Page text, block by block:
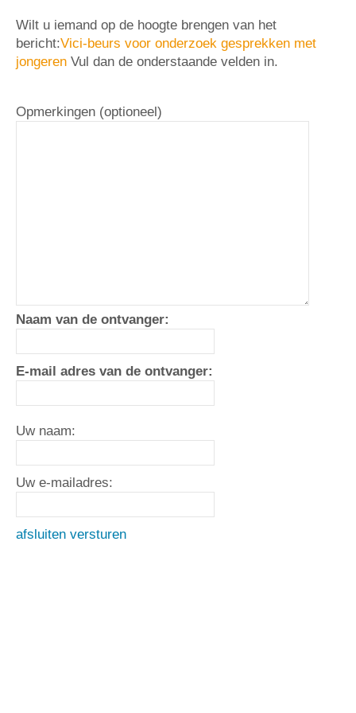
Wilt u iemand op de hoogte brengen van het
bericht:Vici-beurs voor onderzoek gesprekken met
jongeren Vul dan de onderstaande velden in.
Opmerkingen (optioneel)
Naam van de ontvanger:
E-mail adres van de ontvanger:
Uw naam:
Uw e-mailadres:
afsluiten versturen